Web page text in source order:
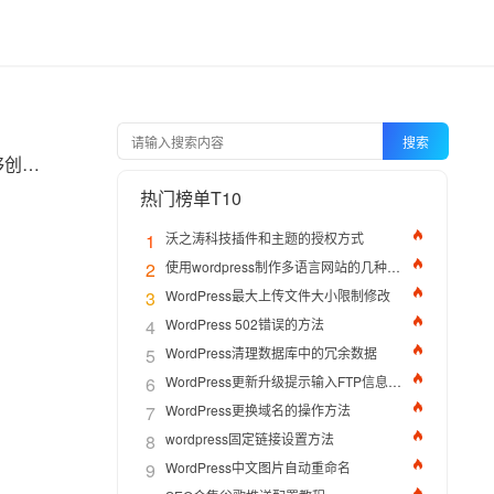
WordPress 作为全球最流行的内容管理系统之一，其模板系统赋予了开发者极大的灵活性，能够创建出各式各样风格独特的网站。而模板函数在其中扮演着举足轻重的角色。那么，WordPress 模板函数知多少？下面就来深入探讨一番。
搜索
热门榜单T10
1
沃之涛科技插件和主题的授权方式
2 使用wordpress制作多语言网站的几种方法
3 WordPress最大上传文件大小限制修改
4 WordPress 502错误的方法
5 WordPress清理数据库中的冗余数据
6 WordPress更新升级提示输入FTP信息的解决办法
7 WordPress更换域名的操作方法
8 wordpress固定链接设置方法
9 WordPress中文图片自动重命名